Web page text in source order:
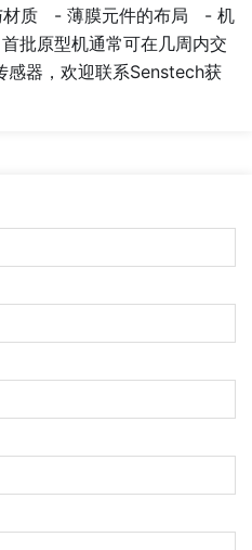
材质 - 薄膜元件的布局 - 机
原型机通常可在几周内交
感器，欢迎联系Senstech获